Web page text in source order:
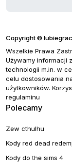
Copyright ©
Wszelkie Prawa
Używamy informacji
technologii m.in. w
celu dostosowania
użytkowników.
regulaminu
Polecamy
Zew cthulhu
Kody red dead
Kody do the sims 4